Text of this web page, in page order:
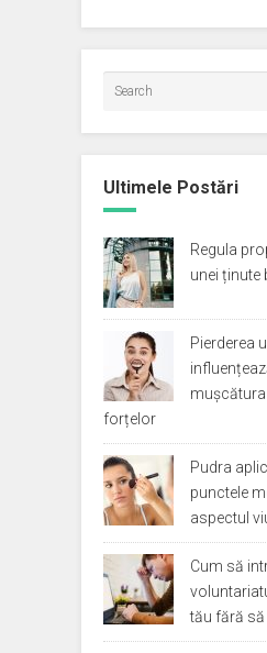
Ultimele Postări
Regula
unei ținute
Pierderea
forțelor
Pudra
punctele
aspectul
Cum să
tău fără